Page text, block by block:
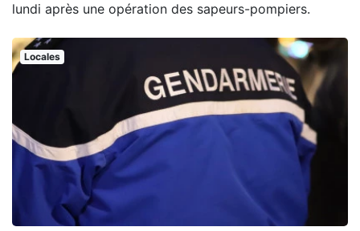
lundi après une opération des sapeurs-pompiers.
Locales